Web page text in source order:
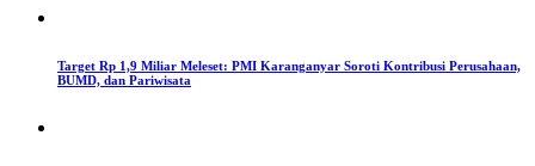
Target Rp 1,9 Miliar Meleset: PMI Karanganyar Soroti Kontribusi Perusahaan,
BUMD, dan Pariwisata